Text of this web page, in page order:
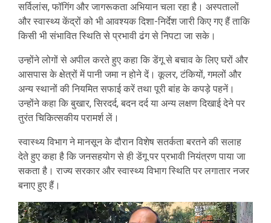
सर्विलांस, फॉगिंग और जागरूकता अभियान चला रहा है। अस्पतालों
और स्वास्थ्य केंद्रों को भी आवश्यक दिशा-निर्देश जारी किए गए हैं ताकि
किसी भी संभावित स्थिति से प्रभावी ढंग से निपटा जा सके।
उन्होंने लोगों से अपील करते हुए कहा कि डेंगू से बचाव के लिए घरों और
आसपास के क्षेत्रों में पानी जमा न होने दें। कूलर, टंकियों, गमलों और
अन्य स्थानों की नियमित सफाई करें तथा पूरी बांह के कपड़े पहनें।
उन्होंने कहा कि बुखार, सिरदर्द, बदन दर्द या अन्य लक्षण दिखाई देने पर
तुरंत चिकित्सकीय परामर्श लें।
स्वास्थ्य विभाग ने मानसून के दौरान विशेष सतर्कता बरतने की सलाह
देते हुए कहा है कि जनसहयोग से ही डेंगू पर प्रभावी नियंत्रण पाया जा
सकता है। राज्य सरकार और स्वास्थ्य विभाग स्थिति पर लगातार नजर
बनाए हुए हैं।
Video